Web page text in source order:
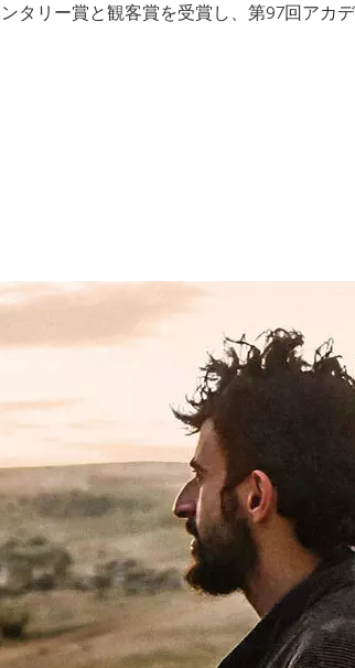
タリー賞と観客賞を受賞し、第97回アカ